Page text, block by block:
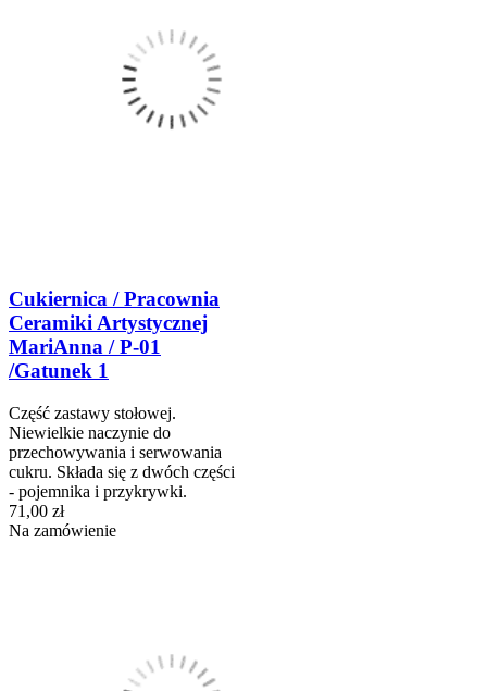
Cukiernica / Pracownia
Ceramiki Artystycznej
MariAnna / P-01
/Gatunek 1
Część zastawy stołowej.
Niewielkie naczynie do
przechowywania i serwowania
cukru. Składa się z dwóch części
- pojemnika i przykrywki.
71,00 zł
Na zamówienie